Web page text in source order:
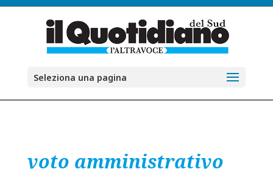
Seleziona una pagina
voto amministrativo